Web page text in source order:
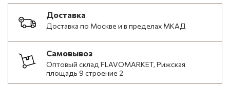
Доставка
Доставка по Москве и в пределах МКАД
Самовывоз
Оптовый склад FLAVOMARKET, Рижская
площадь 9 строение 2